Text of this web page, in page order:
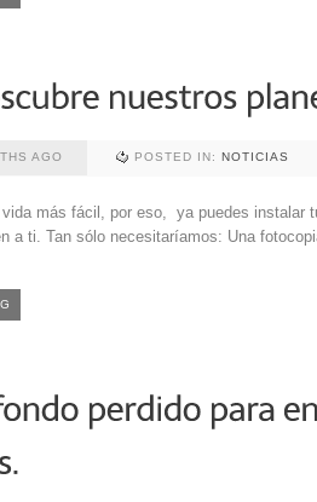
AGO POSTED IN: NOTICIAS
más fácil, por eso, ya puedes instalar
a ti. Tan sólo necesitaríamos: Una